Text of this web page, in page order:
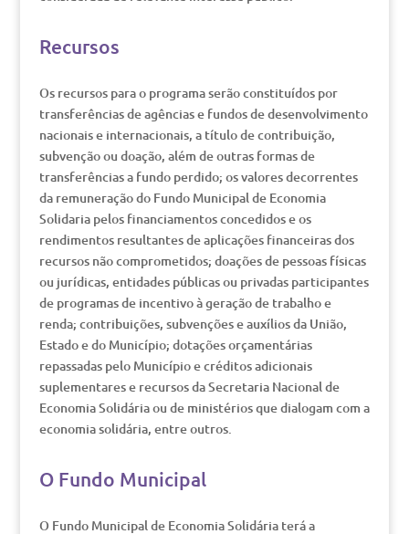
Recursos
Os recursos para o programa serão constituídos por
transferências de agências e fundos de desenvolvimento
nacionais e internacionais, a título de contribuição,
subvenção ou doação, além de outras formas de
transferências a fundo perdido; os valores decorrentes
da remuneração do Fundo Municipal de Economia
Solidaria pelos financiamentos concedidos e os
rendimentos resultantes de aplicações financeiras dos
recursos não comprometidos; doações de pessoas físicas
ou jurídicas, entidades públicas ou privadas participantes
de programas de incentivo à geração de trabalho e
renda; contribuições, subvenções e auxílios da União,
Estado e do Município; dotações orçamentárias
repassadas pelo Município e créditos adicionais
suplementares e recursos da Secretaria Nacional de
Economia Solidária ou de ministérios que dialogam com a
economia solidária, entre outros.
O Fundo Municipal
O Fundo Municipal de Economia Solidária terá a